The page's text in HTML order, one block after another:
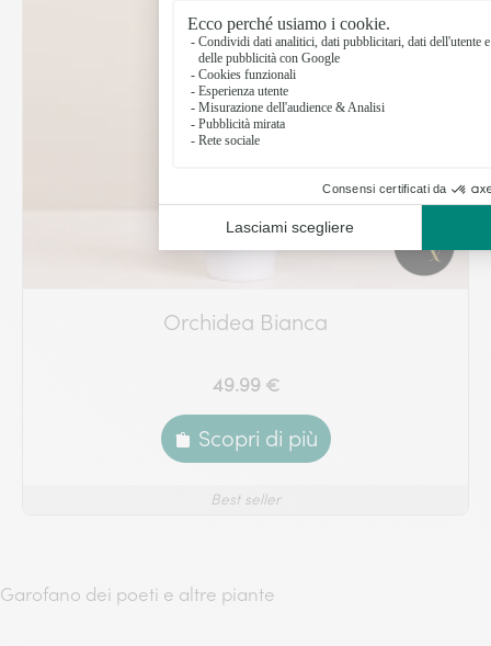
Orchidea Bianca
49.99 €
Scopri di più
Best seller
Garofano dei poeti e altre piante